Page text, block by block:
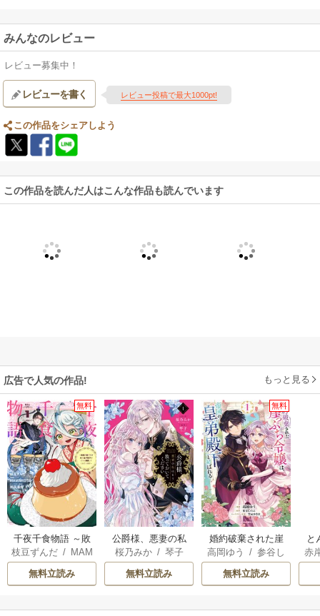
みんなのレビュー
レビュー募集中！
レビューを書く レビュー投稿で最大1000pt!
この作品をシェアしよう
この作品を読んだ人はこんな作品も読んでいます
広告で人気の作品! もっと見る
無料
千夜千食物語 ～敗
国の姫ですが氷の
皇子殿下がどうも
溺愛してくれてい
枝豆ずんだ/ MAM
AKOTO
/ 鴉羽凛燈
無料立読み
公爵様、悪妻の私
はもう放っておい
てください
桜乃みか/ 琴子
無料立読み
無料
婚約破棄された崖
っぷち令嬢は、帝
国の皇弟殿下と結
ばれる
高岡ゆう /参谷し
/ 雲屋ゆきお
無料立読み
と
赤